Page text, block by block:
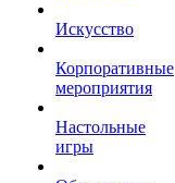
Искусство
Корпоративные
мероприятия
Настольные
игры